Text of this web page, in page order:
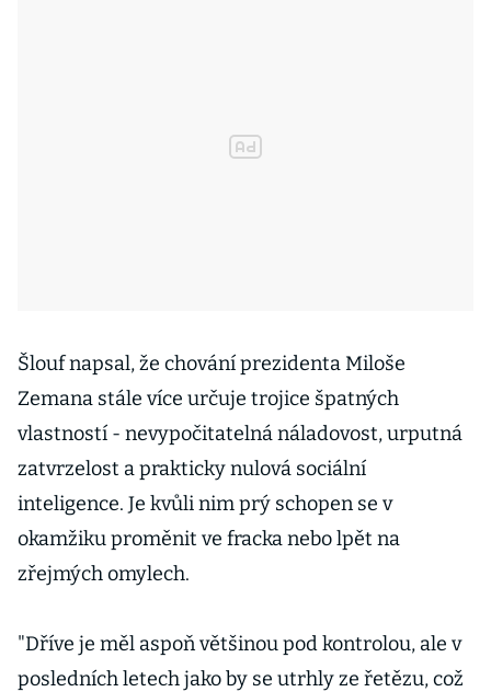
Šlouf napsal, že chování prezidenta Miloše
Zemana stále více určuje trojice špatných
vlastností - nevypočitatelná náladovost, urputná
zatvrzelost a prakticky nulová sociální
inteligence. Je kvůli nim prý schopen se v
okamžiku proměnit ve fracka nebo lpět na
zřejmých omylech.
"Dříve je měl aspoň většinou pod kontrolou, ale v
posledních letech jako by se utrhly ze řetězu, což